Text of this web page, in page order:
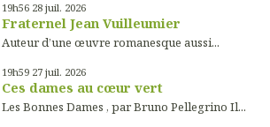
19h56 28 juil. 2026
Fraternel Jean Vuilleumier
Auteur d’une œuvre romanesque aussi...
19h59 27 juil. 2026
Ces dames au cœur vert
Les Bonnes Dames , par Bruno Pellegrino Il...